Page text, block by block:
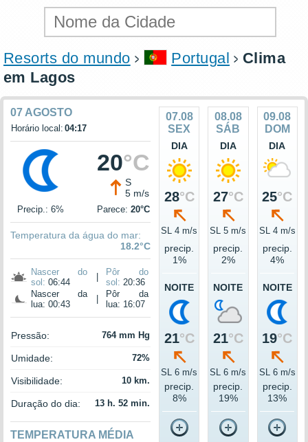
Resorts do mundo Portugal
Clima
em Lagos
07 AGOSTO
Horário local: 04:17
20°C
S
5 m/s
Precip.: 6% Parece: 20°C
Temperatura da água do mar:
18.2°C
Nascer do
sol: 06:44
Pôr do
sol: 20:36
Nascer da
lua: 00:43
Pôr da
lua: 16:07
Pressão: 764 mm Hg
Umidade: 72%
Visibilidade: 10 km.
Duração do dia: 13 h. 52 min.
TEMPERATURA MÉDIA
07.08
SEX
DIA
28°C
SL 4 m/s
precip.
1%
NOITE
21°C
SL 6 m/s
precip.
8%
08.08
SÁB
DIA
27°C
SL 5 m/s
precip.
2%
NOITE
21°C
SL 6 m/s
precip.
19%
09.08
DOM
DIA
25°C
SL 4 m/s
precip.
4%
NOITE
19°C
SL 6 m/s
precip.
13%